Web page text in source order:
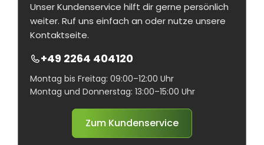
Unser Kundenservice hilft dir gerne persönlich
weiter. Ruf uns einfach an oder nutze unsere
Kontaktseite.
+49 2264 404120
Montag bis Freitag: 09:00–12:00 Uhr
Montag und Donnerstag: 13:00–15:00 Uhr
Zum Kundenservice